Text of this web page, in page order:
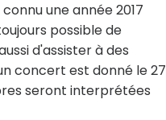
une année 2017
possible de
d'assister à des
concert est donné le 27
seront interprétées